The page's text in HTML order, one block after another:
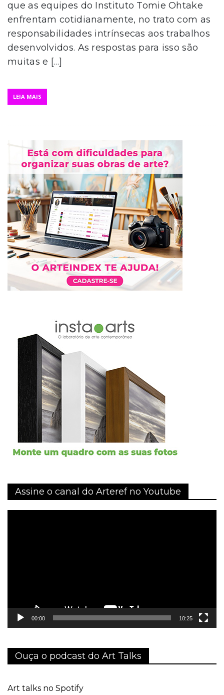
que as equipes do Instituto Tomie Ohtake
enfrentam cotidianamente, no trato com as
responsabilidades intrínsecas aos trabalhos
desenvolvidos. As respostas para isso são
muitas e […]
LEIA MAIS
Assine o canal do Arteref no Youtube
00:00 10:25
Ouça o podcast do Art Talks
Art talks no Spotify